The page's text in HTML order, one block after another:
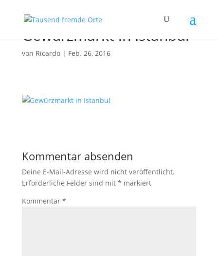
Gewürzmarkt in Istanbul
von Ricardo| Feb. 26, 2016
Kommentar absenden
Deine E-Mail-Adresse wird nicht veröffentlicht.
Erforderliche Felder sind mit * markiert
Kommentar *